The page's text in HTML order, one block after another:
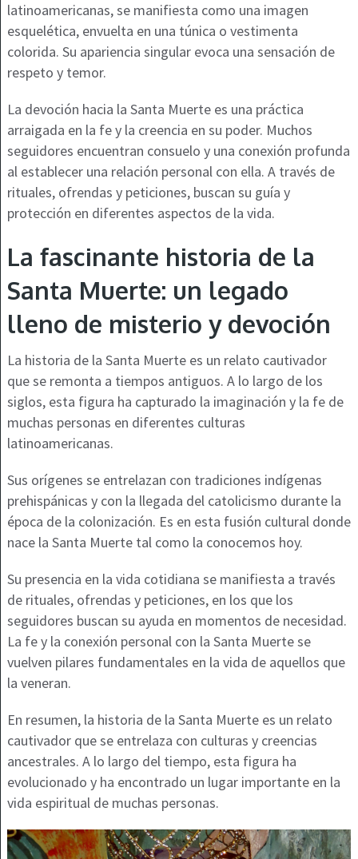
latinoamericanas, se manifiesta como una imagen
esquelética, envuelta en una túnica o vestimenta
colorida. Su apariencia singular evoca una sensación de
respeto y temor.
La devoción hacia la Santa Muerte es una práctica
arraigada en la fe y la creencia en su poder. Muchos
seguidores encuentran consuelo y una conexión profunda
al establecer una relación personal con ella. A través de
rituales, ofrendas y peticiones, buscan su guía y
protección en diferentes aspectos de la vida.
La fascinante historia de la
Santa Muerte: un legado
lleno de misterio y devoción
La historia de la Santa Muerte es un relato cautivador
que se remonta a tiempos antiguos. A lo largo de los
siglos, esta figura ha capturado la imaginación y la fe de
muchas personas en diferentes culturas
latinoamericanas.
Sus orígenes se entrelazan con tradiciones indígenas
prehispánicas y con la llegada del catolicismo durante la
época de la colonización. Es en esta fusión cultural donde
nace la Santa Muerte tal como la conocemos hoy.
Su presencia en la vida cotidiana se manifiesta a través
de rituales, ofrendas y peticiones, en los que los
seguidores buscan su ayuda en momentos de necesidad.
La fe y la conexión personal con la Santa Muerte se
vuelven pilares fundamentales en la vida de aquellos que
la veneran.
En resumen, la historia de la Santa Muerte es un relato
cautivador que se entrelaza con culturas y creencias
ancestrales. A lo largo del tiempo, esta figura ha
evolucionado y ha encontrado un lugar importante en la
vida espiritual de muchas personas.